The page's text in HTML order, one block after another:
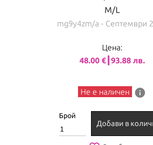
M/L
mg9y4zm/a - Септември
Цена:
48.00 €┃93.88 лв.
Не е наличен info
Брой
Добави в